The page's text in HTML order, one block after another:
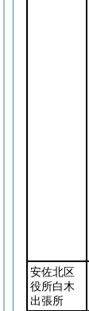
安佐北区
役所白木
出張所